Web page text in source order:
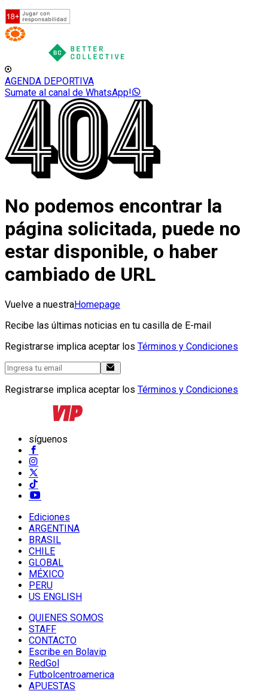
AGENDA DEPORTIVA
Sumate al canal de WhatsApp!
No podemos encontrar la
página solicitada, puede no
estar disponible, o haber
cambiado de URL
Vuelve a nuestraHomepage
Recibe las últimas noticias en tu casilla de E-mail
Registrarse implica aceptar los Términos y Condiciones
Registrarse implica aceptar los Términos y Condiciones
síguenos
Ediciones
ARGENTINA
BRASIL
CHILE
GLOBAL
MÉXICO
PERU
US ENGLISH
QUIENES SOMOS
STAFF
CONTACTO
Escribe en Bolavip
RedGol
Futbolcentroamerica
APUESTAS